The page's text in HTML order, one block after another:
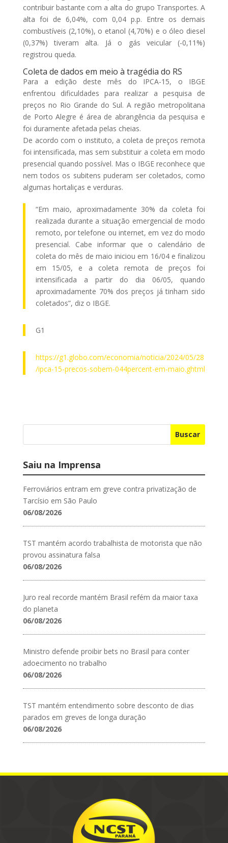
contribuir bastante com a alta do grupo Transportes. A
alta foi de 6,04%, com 0,04 p.p. Entre os demais
combustíveis (2,10%), o etanol (4,70%) e o óleo diesel
(0,37%) tiveram alta. Já o gás veicular (-0,11%)
registrou queda.
Coleta de dados em meio à tragédia do RS
Para a edição deste mês do IPCA-15, o IBGE
enfrentou dificuldades para realizar a pesquisa de
preços no Rio Grande do Sul. A região metropolitana
de Porto Alegre é área de abrangência da pesquisa e
foi duramente afetada pelas cheias.
De acordo com o instituto, a coleta de preços remota
foi intensificada, mas sem substituir a coleta em modo
presencial quando possível. Mas o IBGE reconhece que
nem todos os subitens puderam ser coletados, como
algumas hortaliças e verduras.
“Em maio, aproximadamente 30% da coleta foi
realizada durante a situação emergencial de modo
remoto, por telefone ou internet, em vez do modo
presencial. Cabe informar que o calendário de
coleta do mês de maio iniciou em 16/04 e finalizou
em 15/05, e a coleta remota de preços foi
intensificada a partir do dia 06/05, quando
aproximadamente 70% dos preços já tinham sido
coletados”, diz o IBGE.
G1
https://g1.globo.com/economia/noticia/2024/05/28
/ipca-15-precos-sobem-044percent-em-maio.ghtml
Buscar
Saiu na Imprensa
Ferroviários entram em greve contra privatização de
Tarcísio em São Paulo
06/08/2026
TST mantém acordo trabalhista de motorista que não
provou assinatura falsa
06/08/2026
Juro real recorde mantém Brasil refém da maior taxa
do planeta
06/08/2026
Ministro defende proibir bets no Brasil para conter
adoecimento no trabalho
06/08/2026
TST mantém entendimento sobre desconto de dias
parados em greves de longa duração
06/08/2026